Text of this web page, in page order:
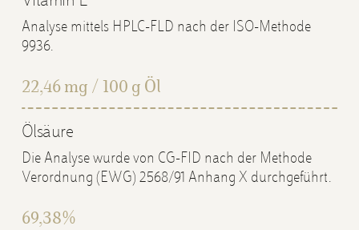
Analyse mittels HPLC-FLD nach der ISO-Methode
9936.
22,46 mg / 100 g Öl
Ölsäure
Die Analyse wurde von CG-FID nach der Methode
Verordnung (EWG) 2568/91 Anhang X durchgeführt.
69,38 %